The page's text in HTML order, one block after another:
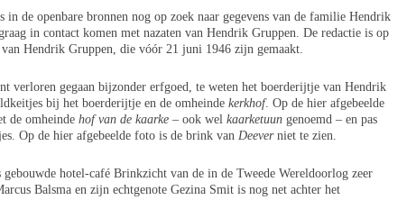
in de openbare bronnen nog op zoek naar gegevens van de familie Hendrik
in contact komen met nazaten van Hendrik Gruppen. De redactie is op
Hendrik Gruppen, die vóór 21 juni 1946 zijn gemaakt.
verloren gegaan bijzonder erfgoed, te weten het boerderijtje van Hendrik
bij het boerderijtje en de omheinde kerkhof. Op de hier afgebeelde
de omheinde hof van de kaarke – ook wel kaarketuun genoemd – en pas
Op de hier afgebeelde foto is de brink van Deeverniet te zien.
hotel-café Brinkzicht van de in de Tweede Wereldoorlog zeer
Balsma en zijn echtgenote Gezina Smit is nog net achter het